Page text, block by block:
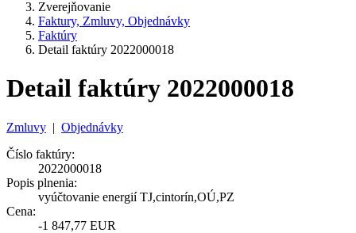
Zverejňovanie
Faktury, Zmluvy, Objednávky
Faktúry
Detail faktúry 2022000018
Detail faktúry 2022000018
Zmluvy | Objednávky
Číslo faktúry:
2022000018
Popis plnenia:
vyúčtovanie energií TJ,cintorín,OÚ,PZ
Cena:
-1 847,77 EUR